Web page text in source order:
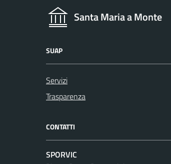
Santa Maria a Monte
SUAP
Servizi
Trasparenza
CONTATTI
SPORVIC